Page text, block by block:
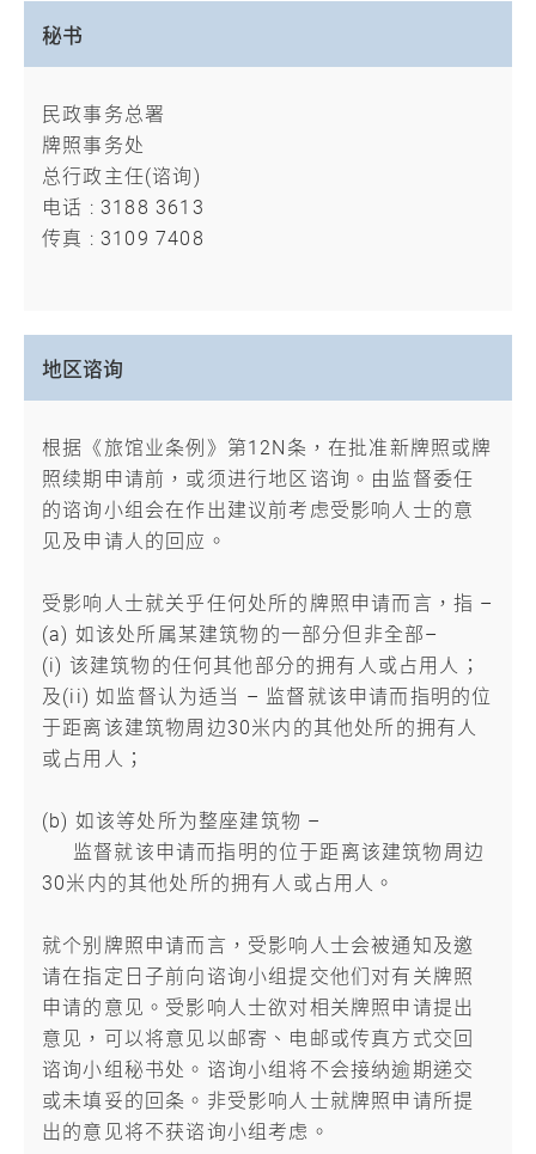
秘书
民政事务总署
牌照事务处
总行政主任(谘询)
电话 : 3188 3613
传真 : 3109 7408
地区谘询
根据《旅馆业条例》第12N条，在批准新牌照或牌
照续期申请前，或须进行地区谘询。由监督委任
的谘询小组会在作出建议前考虑受影响人士的意
见及申请人的回应。
受影响人士就关乎任何处所的牌照申请而言，指 –
(a) 如该处所属某建筑物的一部分但非全部–
(i) 该建筑物的任何其他部分的拥有人或占用人；
及(ii) 如监督认为适当 – 监督就该申请而指明的位
于距离该建筑物周边30米内的其他处所的拥有人
或占用人；
(b) 如该等处所为整座建筑物 –
监督就该申请而指明的位于距离该建筑物周边
30米内的其他处所的拥有人或占用人。
就个别牌照申请而言，受影响人士会被通知及邀
请在指定日子前向谘询小组提交他们对有关牌照
申请的意见。受影响人士欲对相关牌照申请提出
意见，可以将意见以邮寄、电邮或传真方式交回
谘询小组秘书处。谘询小组将不会接纳逾期递交
或未填妥的回条。非受影响人士就牌照申请所提
出的意见将不获谘询小组考虑。